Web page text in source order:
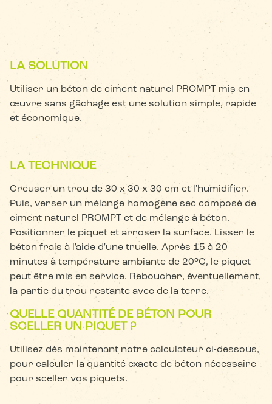
LA SOLUTION
Utiliser un béton de ciment naturel PROMPT mis en
œuvre sans gâchage est une solution simple, rapide
et économique.
LA TECHNIQUE
Creuser un trou de 30 x 30 x 30 cm et l'humidifier.
Puis, verser un mélange homogène sec composé de
ciment naturel PROMPT et de mélange à béton.
Positionner le piquet et arroser la surface. Lisser le
béton frais à l'aide d'une truelle. Après 15 à 20
minutes à température ambiante de 20°C, le piquet
peut être mis en service. Reboucher, éventuellement,
la partie du trou restante avec de la terre.
QUELLE QUANTITÉ DE BÉTON POUR
SCELLER UN PIQUET ?
Utilisez dès maintenant notre calculateur ci-dessous,
pour calculer la quantité exacte de béton nécessaire
pour sceller vos piquets.